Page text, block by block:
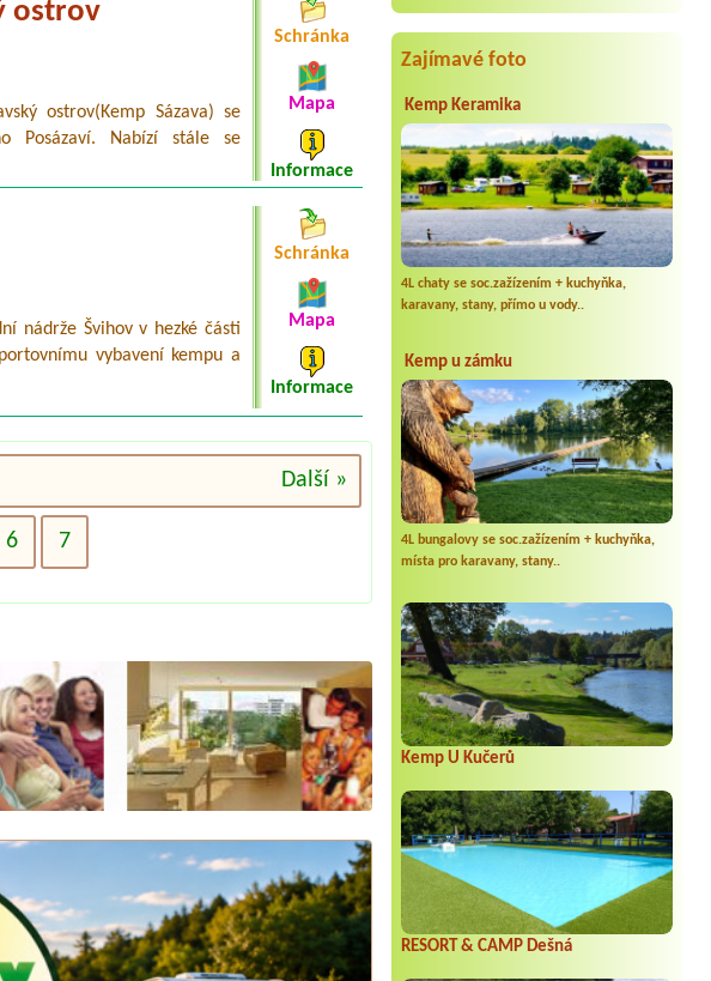
1 místo u vody + el. Přípojka
Zajímavé foto
Kemp Keramika
4L chaty se soc.zažízením + kuchyňka,
karavany, stany, přímo u vody..
Kemp u zámku
4L bungalovy se soc.zažízením + kuchyňka,
místa pro karavany, stany..
Kemp U Kučerů
RESORT & CAMP Dešná
ostrov
ostrov(Kemp Sázava) se
Posázaví. Nabízí stále se
Schránka
Mapa
Informace
nádrže Švihov v hezké části
vybavení kempu a
Schránka
Mapa
Informace
Další »
6 7